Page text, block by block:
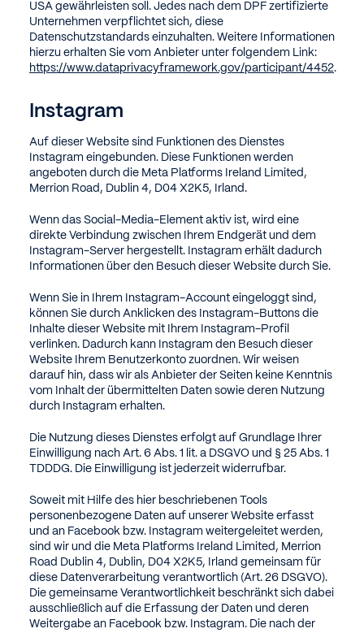
USA gewährleisten soll. Jedes nach dem DPF zertifizierte
Unternehmen verpflichtet sich, diese
Datenschutzstandards einzuhalten. Weitere Informationen
hierzu erhalten Sie vom Anbieter unter folgendem Link:
https://www.dataprivacyframework.gov/participant/4452.
Instagram
Auf dieser Website sind Funktionen des Dienstes
Instagram eingebunden. Diese Funktionen werden
angeboten durch die Meta Platforms Ireland Limited,
Merrion Road, Dublin 4, D04 X2K5, Irland.
Wenn das Social-Media-Element aktiv ist, wird eine
direkte Verbindung zwischen Ihrem Endgerät und dem
Instagram-Server hergestellt. Instagram erhält dadurch
Informationen über den Besuch dieser Website durch Sie.
Wenn Sie in Ihrem Instagram-Account eingeloggt sind,
können Sie durch Anklicken des Instagram-Buttons die
Inhalte dieser Website mit Ihrem Instagram-Profil
verlinken. Dadurch kann Instagram den Besuch dieser
Website Ihrem Benutzerkonto zuordnen. Wir weisen
darauf hin, dass wir als Anbieter der Seiten keine Kenntnis
vom Inhalt der übermittelten Daten sowie deren Nutzung
durch Instagram erhalten.
Die Nutzung dieses Dienstes erfolgt auf Grundlage Ihrer
Einwilligung nach Art. 6 Abs. 1 lit. a DSGVO und § 25 Abs. 1
TDDDG. Die Einwilligung ist jederzeit widerrufbar.
Soweit mit Hilfe des hier beschriebenen Tools
personenbezogene Daten auf unserer Website erfasst
und an Facebook bzw. Instagram weitergeleitet werden,
sind wir und die Meta Platforms Ireland Limited, Merrion
Road Dublin 4, Dublin, D04 X2K5, Irland gemeinsam für
diese Datenverarbeitung verantwortlich (Art. 26 DSGVO).
Die gemeinsame Verantwortlichkeit beschränkt sich dabei
ausschließlich auf die Erfassung der Daten und deren
Weitergabe an Facebook bzw. Instagram. Die nach der